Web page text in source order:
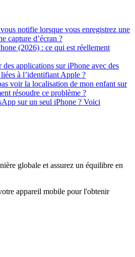
notifie lorsque vous enregistrez une
capture d’écran ?
(2026) : ce qui est réellement
des applications sur iPhone avec des
à l’identifiant Apple ?
voir la localisation de mon enfant sur
résoudre ce problème ?
sur un seul iPhone ? Voici
globale et assurez un équilibre en
appareil mobile pour l'obtenir